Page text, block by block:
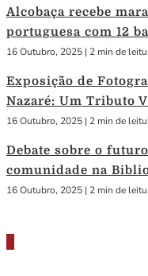
Alcobaça recebe
portuguesa com 12
16 Outubro, 2025 | 2 min de
Exposição de
Nazaré: Um Tributo
16 Outubro, 2025 | 2 min de
Debate sobre o
comunidade na
16 Outubro, 2025 | 2 min de